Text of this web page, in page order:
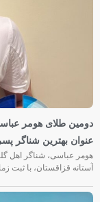
دومین طلای هومر
عنوان بهترین شناگر پسر
هومر عباسی، شناگر اهل
آستانه قزاقستان، با ثبت زمان ۲۵.۷۶ ثانیه در ماده ۵۰ متر کرال پشت به